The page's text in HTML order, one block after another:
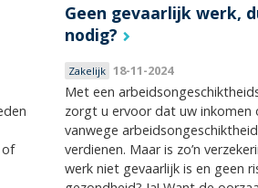
of
Geen gevaarlijk werk,
nodig?
Zakelijk 18-11-2024
Met een
zorgt u ervoor dat uw inkomen
vanwege
verdienen. Maar is zo’n
werk niet gevaarlijk is en geen